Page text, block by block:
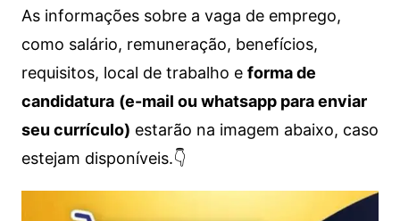
As informações sobre a vaga de emprego,
como salário, remuneração, benefícios,
requisitos, local de trabalho e forma de
candidatura (e-mail ou whatsapp para enviar
seu currículo) estarão na imagem abaixo, caso
estejam disponíveis.👇